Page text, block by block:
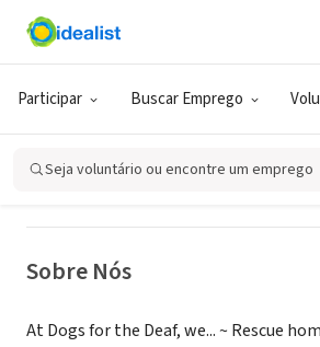
Participar Buscar Emprego
Seja voluntário ou encontre um emprego
ONG (SETOR SOCIAL)
Dogs for the Deaf, Inc.
Sobre Nós
At Dogs for the Deaf, we... ~ Rescue